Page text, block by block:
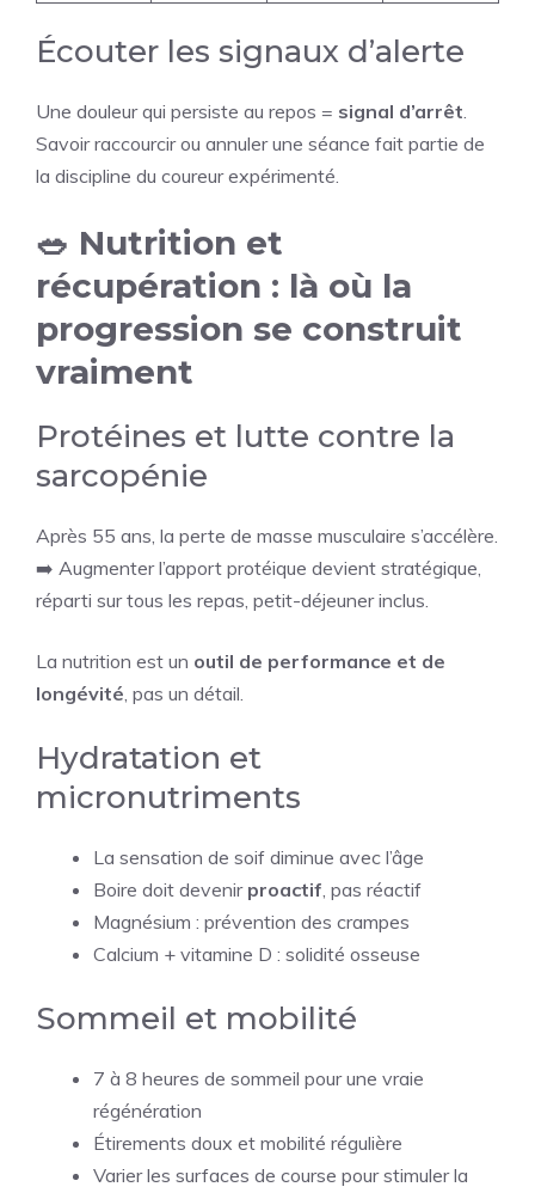
Écouter les signaux d’alerte
Une douleur qui persiste au repos = signal d’arrêt
Savoir raccourcir ou annuler une séance fait partie de
la discipline du coureur expérimenté.
🥗 Nutrition et
récupération : là où la
progression se construit
vraiment
Protéines et lutte contre la
sarcopénie
Après 55 ans, la perte de masse musculaire s’accélère.
➡️ Augmenter l’apport protéique devient stratégique,
réparti sur tous les repas, petit-déjeuner inclus.
La nutrition est un outil de performance et de
longévité , pas un détail.
Hydratation et
micronutriments
La sensation de soif diminue avec l’âge
Boire doit devenir proactif , pas réactif
Magnésium : prévention des crampes
Calcium + vitamine D : solidité osseuse
Sommeil et mobilité
7 à 8 heures de sommeil pour une vraie
régénération
Étirements doux et mobilité régulière
Varier les surfaces de course pour stimuler la